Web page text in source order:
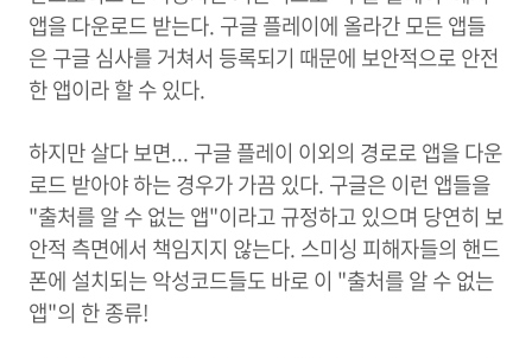
앱을 다운로드 받는다. 구글 플레이에 올라간 모든 앱들
은 구글 심사를 거쳐서 등록되기 때문에 보안적으로 안전
한 앱이라 할 수 있다.
하지만 살다 보면... 구글 플레이 이외의 경로로 앱을 다운
로드 받아야 하는 경우가 가끔 있다. 구글은 이런 앱들을
"출처를 알 수 없는 앱"이라고 규정하고 있으며 당연히 보
안적 측면에서 책임지지 않는다. 스미싱 피해자들의 핸드
폰에 설치되는 악성코드들도 바로 이 "출처를 알 수 없는
앱"의 한 종류!